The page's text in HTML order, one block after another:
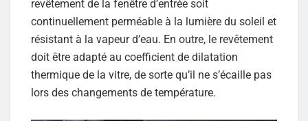
revêtement de la fenêtre d’entrée soit
continuellement perméable à la lumière du soleil et
résistant à la vapeur d’eau. En outre, le revêtement
doit être adapté au coefficient de dilatation
thermique de la vitre, de sorte qu’il ne s’écaille pas
lors des changements de température.